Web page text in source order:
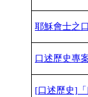
耶穌會士之
口述歷史專
[口述歷史]